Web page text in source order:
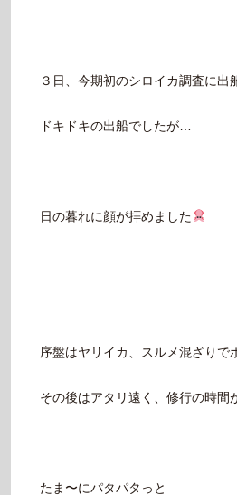
３日、今期初のシロイカ調査に出
ドキドキの出船でしたが…
日の暮れに顔が拝めました
序盤はヤリイカ、スルメ混ざりで
その後はアタリ遠く、修行の時間
たま〜にパタパタっと